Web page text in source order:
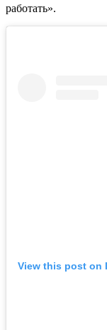
работать».
View this post on